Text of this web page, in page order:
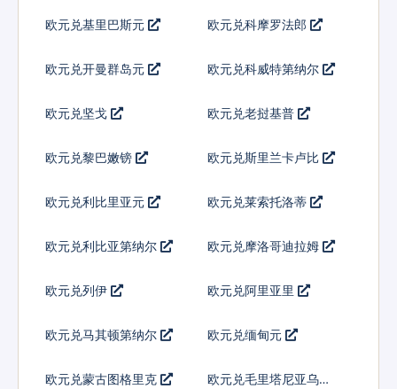
欧元兑基里巴斯元 欧元兑科摩罗法郎
欧元兑开曼群岛元 欧元兑科威特第纳尔
欧元兑坚戈 欧元兑老挝基普
欧元兑黎巴嫩镑 欧元兑斯里兰卡卢比
欧元兑利比里亚元 欧元兑莱索托洛蒂
欧元兑利比亚第纳尔 欧元兑摩洛哥迪拉姆
欧元兑列伊 欧元兑阿里亚里
欧元兑马其顿第纳尔 欧元兑缅甸元
欧元兑蒙古图格里克
欧元兑毛里塔尼亚乌吉